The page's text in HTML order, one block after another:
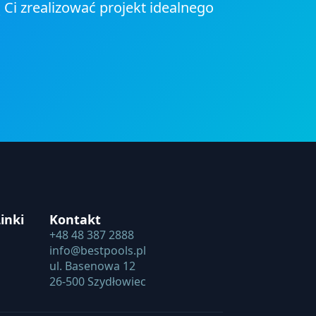
zrealizować projekt idealnego
Kontakt
+48 48 387 2888
info@bestpools.pl
ul. Basenowa 12
26-500 Szydłowiec